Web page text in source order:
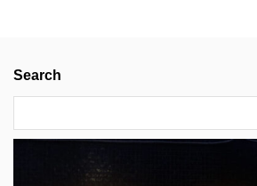
Search